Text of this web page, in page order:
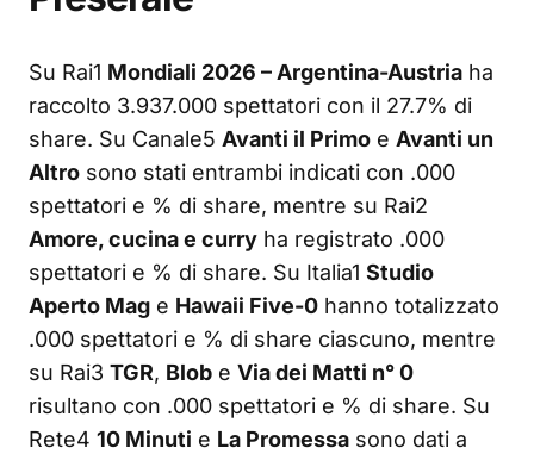
Su Rai1 Mondiali 2026 – Argentina-Austria ha
raccolto 3.937.000 spettatori con il 27.7% di
share. Su Canale5 Avanti il Primo e Avanti un
Altro sono stati entrambi indicati con .000
spettatori e % di share, mentre su Rai2
Amore, cucina e curry ha registrato .000
spettatori e % di share. Su Italia1 Studio
Aperto Mag e Hawaii Five-0 hanno totalizzato
.000 spettatori e % di share ciascuno, mentre
su Rai3 TGR, Blob e Via dei Matti n° 0
risultano con .000 spettatori e % di share. Su
Rete4 10 Minuti e La Promessa sono dati a